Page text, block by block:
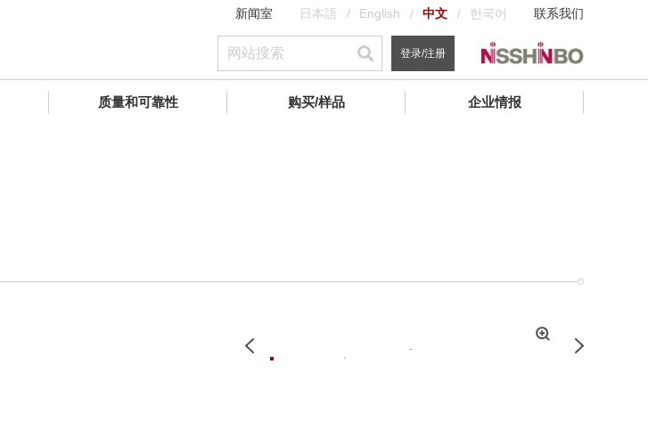
新闻室 日本語 English 中文 한국어 联系我们
登录/注册
质量和可靠性 购买/样品 企业情报
Previous Next
拡